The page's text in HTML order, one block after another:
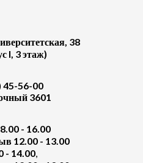
38
I, 3 этаж)
45-56-00
3601
- 16.00
12.00 - 13.00
- 14.00